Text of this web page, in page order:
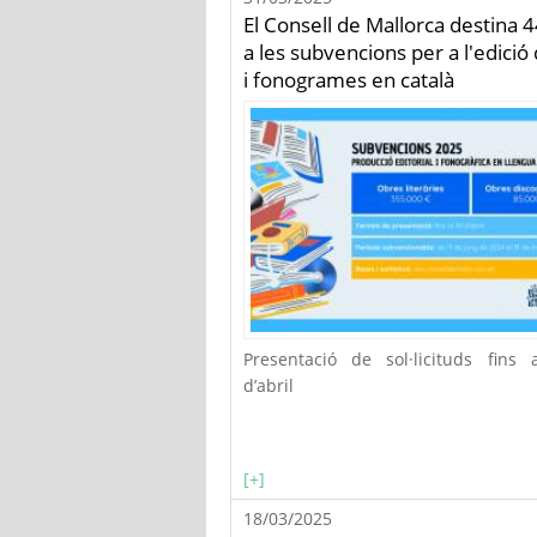
El Consell de Mallorca destina
a les subvencions per a l'edició
i fonogrames en català
Presentació de sol·licituds fins
d’abril
[+]
18/03/2025